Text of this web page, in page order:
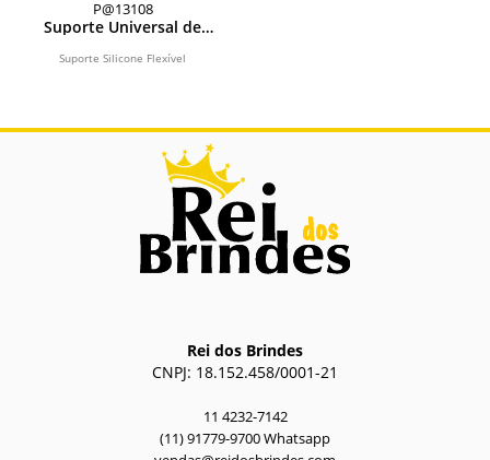
P@13108
Suporte Universal de
Celular
Suporte Silicone Flexível
Rei dos Brindes
CNPJ: 18.152.458/0001-21
11 4232-7142
(11) 91779-9700 Whatsapp